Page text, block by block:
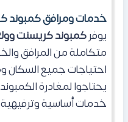
خدمات ومرافق كمبوند
يوفركمبوند كريسنت
متكاملة من المرافق
احتياجات جميع السكان
يحتاجوا لمغادرة
خدمات أساسية